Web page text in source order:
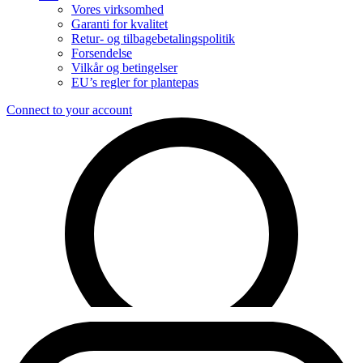
Vores virksomhed
Garanti for kvalitet
Retur- og tilbagebetalingspolitik
Forsendelse
Vilkår og betingelser
EU’s regler for plantepas
Connect to your account